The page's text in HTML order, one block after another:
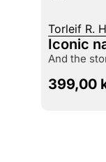
Torleif R.
Iconic
and the
399,00